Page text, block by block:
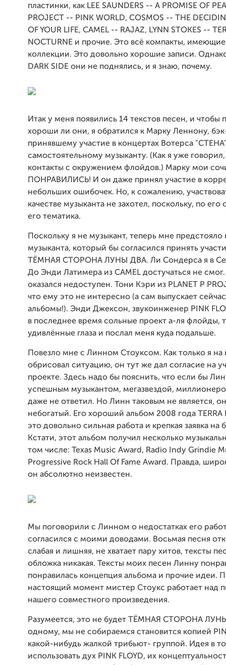
пластинки, как LEE SAUNDERS -- A PROMISE OF
PROJECT -- PINK WORLD, COSMOS -- THE
OF YOUR LIFE, CAMEL -- RAJAZ, LYNN STOKES --
NOCTURNE и прочие. Это всё компакты,
коллекции. Это довольно хорошие записи.
DARK SIDE они не поднялись, и я знаю, почему.
Итак у меня появились 14 текстов песен, и чтобы
хороши ли они, я обратился к Марку Леннону,
принявшему участие в концертах Вотерса
самостоятельному музыканту. (Как я уже
контакты с окружением флойдов.) Марку мои
ПОНРАВИЛИСЬ! И он даже принял участие в
небольших ошибочек. Но, к сожалению,
качестве музыканта не захотел, поскольку, по его
его тематика.
Поскольку я не музыкант, теперь мне предстояло
музыканта, который бы согласился принять
ТЁМНАЯ СТОРОНА ЛУНЫ ДВА. Ли Сондерса я в
До Энди Латимера из CAMEL достучаться не
оказался недоступен. Тони Кэри из PLANET P
что ему это не интересно (а сам выпускает
альбомы!). Энди Джексон, звукоинженер PINK
в последнее время сольные проект а-ля флойды,
удивлённые глаза и послал меня куда подальше.
Повезло мне с Линном Стоуксом. Как только я
обрисовал ситуацию, он тут же дал согласие на
проекте. Здесь надо бы пояснить, что если бы
успешным музыкантом, мегазвездой,
даже не ответил. Но Линн таковым не является,
небогатый. Его хороший альбом 2008 года TERRA
это довольно сильная работа и крепкая заявка на
Кстати, этот альбом получил несколько
том числе: Texas Music Award, Radio Indy Grindie
Progressive Rock Hall Of Fame Award. Правда,
он абсолютно неизвестен.
Мы поговорили с Линном о недостатках его
согласился с моими доводами. Восьмая песня
слабая и лишняя, не хватает пару хитов, тексты
обложка никакая. Тексты моих песен Линну
понравилась концепция альбома и прочие идеи.
настоящий момент мистер Стоукс работает над
нашего совместного произведения.
Разумеется, это не будет ТЁМНАЯ СТОРОНА
одному, мы не собираемся становится копией
какой-нибудь жалкой трибьют- группой. Идея в
использовать дух PINK FLOYD, их